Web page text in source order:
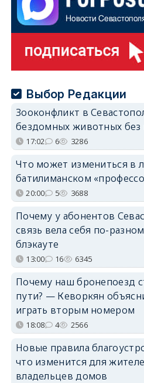
Выбор Редакции
Зооконфликт в
бездомных животных
17:02 6 3286
Что может измениться в
батилиманском
20:00 5 3688
Почему у абонентов
связь вела себя по-
блэкауте
13:00 16 6345
Почему наш бронепоезд
пути? — Кеворкян
играть вторым номером
18:08 4 2566
Новые правила
что изменится для
владельцев домов